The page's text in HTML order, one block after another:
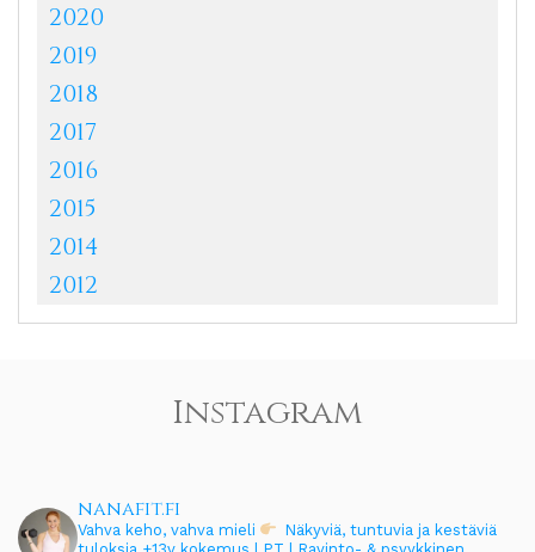
2020
2019
2018
2017
2016
2015
2014
2012
Instagram
nanafit.fi
Vahva keho, vahva mieli
Näkyviä, tuntuvia ja kestäviä